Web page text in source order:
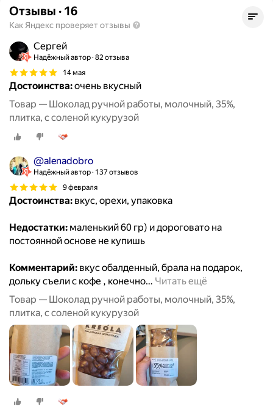
Отзывы · 16
Как Яндекс проверяет отзывы
Сергей
Надёжный автор 82 отзыва
14 мая
Достоинства:очень вкусный
Товар — Шоколад ручной работы, молочный, 35%,
плитка, с соленой кукурузой
@alenadobro
Надёжный автор 137 отзывов
9 февраля
Достоинства: вкус, орехи, упаковка
Недостатки: маленький 60 гр) и дороговато на
постоянной основе не купишь
Комментарий: вкус обалденный, брала на подарок,
дольку съели с кофе , конечно… Читать ещё
Товар — Шоколад ручной работы, молочный, 35%,
плитка, с соленой кукурузой